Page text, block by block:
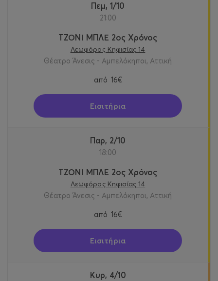
Πεμ, 1/10
21:00
ΤΖΟΝΙ ΜΠΛΕ 2ος Χρόνος
Λεωφόρος Κηφισίας 14
Θέατρο Άνεσις - Αμπελόκηποι, Αττική
από 16€
Εισιτήρια
Παρ, 2/10
18:00
ΤΖΟΝΙ ΜΠΛΕ 2ος Χρόνος
Λεωφόρος Κηφισίας 14
Θέατρο Άνεσις - Αμπελόκηποι, Αττική
από 16€
Εισιτήρια
Κυρ, 4/10